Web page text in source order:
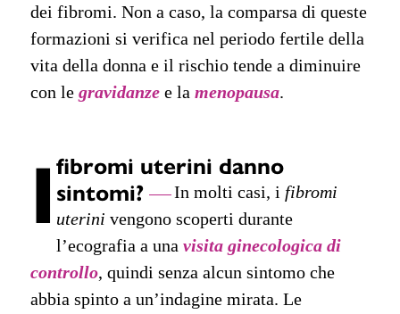
dei fibromi. Non a caso, la comparsa di queste
formazioni si verifica nel periodo fertile della
vita della donna e il rischio tende a diminuire
con le gravidanze e la menopausa.
I fibromi uterini danno
sintomi?
In molti casi, i fibromi
uterini vengono scoperti durante
l’ecografia a una visita ginecologica di
controllo, quindi senza alcun sintomo che
abbia spinto a un’indagine mirata. Le